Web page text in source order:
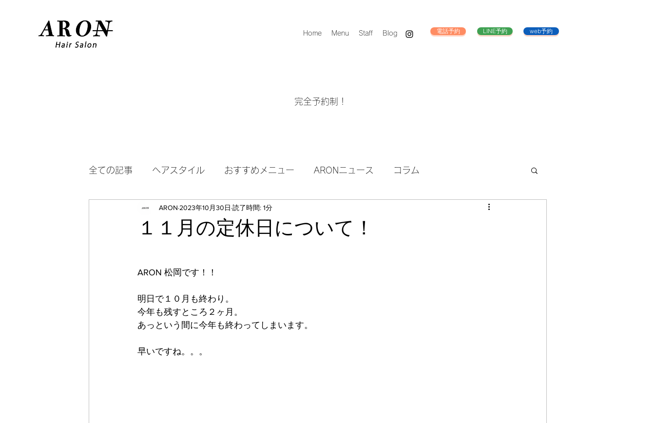
Home Menu Staff Blog 電話予約 LINE予約 web予約
完全予約制！
全ての記事 ヘアスタイル おすすめメニュー ARONニュース コラム
１１月の定休日について！
ARON 2023年10月30日 読了時間: 1分
ARON 松岡です！！
明日で１０月も終わり。
今年も残すところ２ヶ月。
あっという間に今年も終わってしまいます。
早いですね。。。